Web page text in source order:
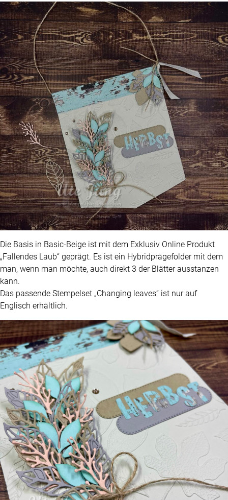
Die Basis in Basic-Beige ist mit dem Exklusiv Online Produkt
„Fallendes Laub“ geprägt. Es ist ein Hybridprägefolder mit dem
man, wenn man möchte, auch direkt 3 der Blätter ausstanzen
kann.
Das passende Stempelset „Changing leaves“ ist nur auf
Englisch erhältlich.